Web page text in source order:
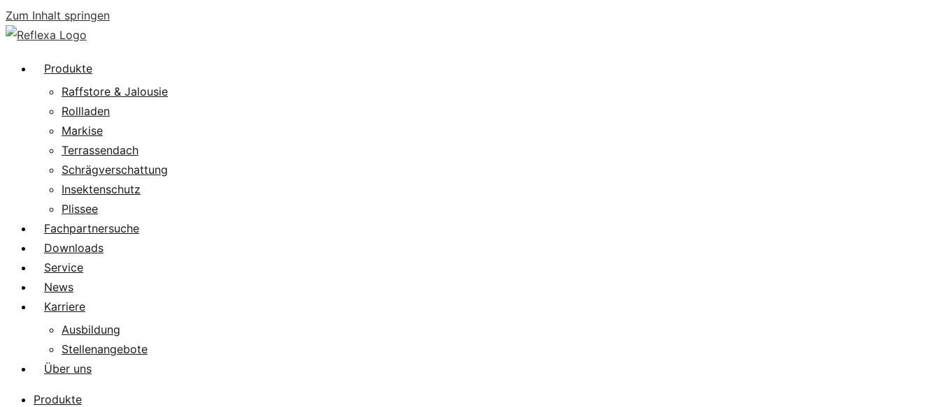
Zum Inhalt springen
Produkte
Raffstore & Jalousie
Rollladen
Markise
Terrassendach
Schrägverschattung
Insektenschutz
Plissee
Fachpartnersuche
Downloads
Service
News
Karriere
Ausbildung
Stellenangebote
Über uns
Produkte